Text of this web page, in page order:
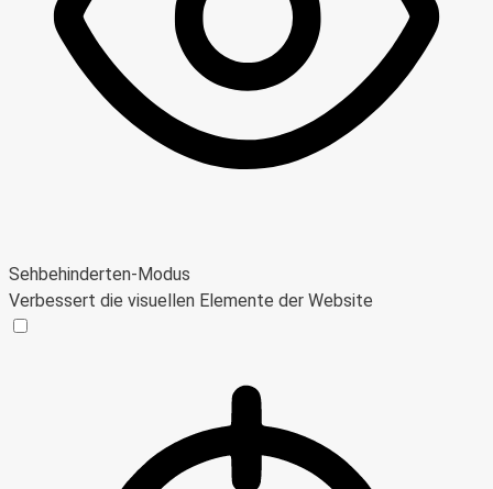
Sehbehinderten-Modus
Verbessert die visuellen Elemente der Website